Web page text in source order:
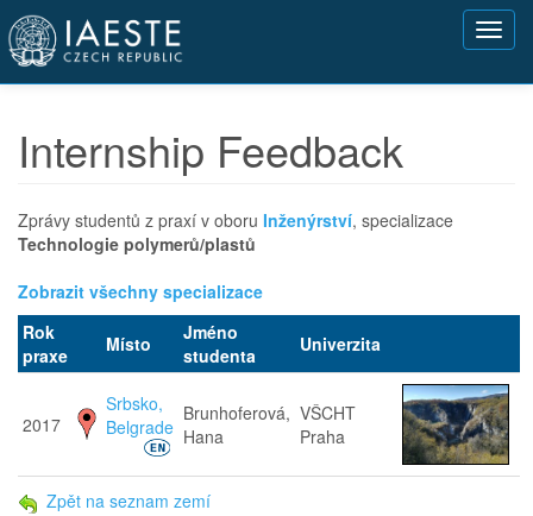
Přejít
hlavnímu
obsahu
Internship Feedback
Zprávy studentů z praxí v oboru Inženýrství, specializace
Technologie polymerů/plastů
Zobrazit všechny specializace
Rok
praxe
Místo
Jméno
studenta
Univerzita
2017
Srbsko,
Belgrade
Brunhoferová,
Hana
VŠCHT
Praha
Zpět na seznam zemí